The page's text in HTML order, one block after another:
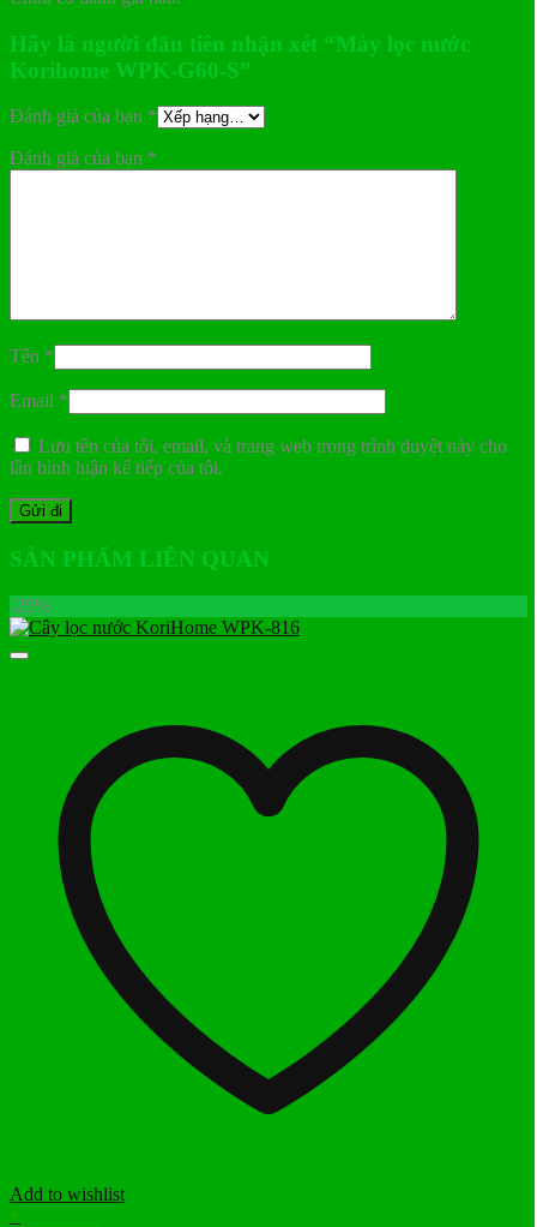
Hãy là người đầu tiên nhận xét “Máy lọc nước
Korihome WPK-G60-S”
Đánh giá của bạn *
Đánh giá của bạn *
Tên *
Email *
Lưu tên của tôi, email, và trang web trong trình duyệt này cho
lần bình luận kế tiếp của tôi.
SẢN PHẨM LIÊN QUAN
-25%
Add to wishlist
+